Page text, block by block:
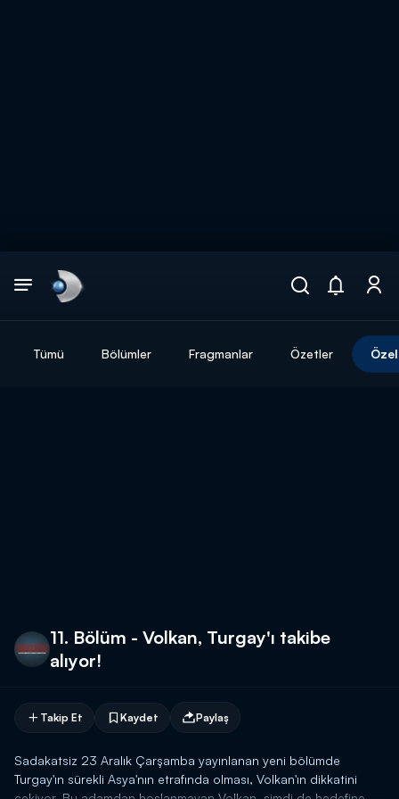
Tümü Bölümler Fragmanlar Özetler
11. Bölüm - Volkan, Turgay'ı takibe
alıyor!
Takip Et Kaydet Paylaş
Sadakatsiz 23 Aralık Çarşamba yayınlanan yeni bölümde
Turgay'ın sürekli Asya'nın etrafında olması, Volkan'ın dikkatini